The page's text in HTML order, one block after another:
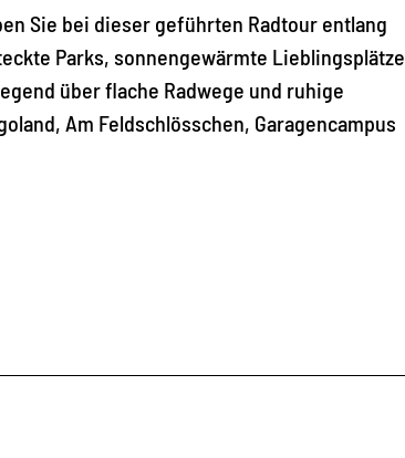
Sie bei dieser geführten Radtour entlang
Parks, sonnengewärmte Lieblingsplätze
über flache Radwege und ruhige
Am Feldschlösschen, Garagencampus